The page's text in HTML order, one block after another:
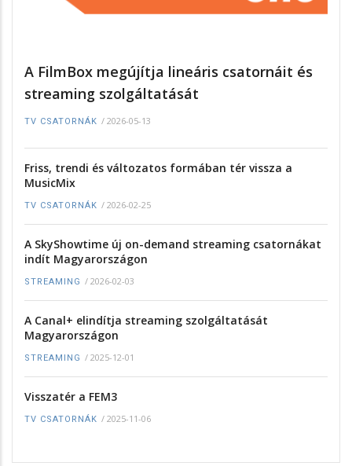
A FilmBox megújítja lineáris csatornáit és
streaming szolgáltatását
TV CSATORNÁK / 2026-05-13
Friss, trendi és változatos formában tér vissza a
MusicMix
TV CSATORNÁK / 2026-02-25
A SkyShowtime új on-demand streaming csatornákat
indít Magyarországon
STREAMING / 2026-02-03
A Canal+ elindítja streaming szolgáltatását
Magyarországon
STREAMING / 2025-12-01
Visszatér a FEM3
TV CSATORNÁK / 2025-11-06